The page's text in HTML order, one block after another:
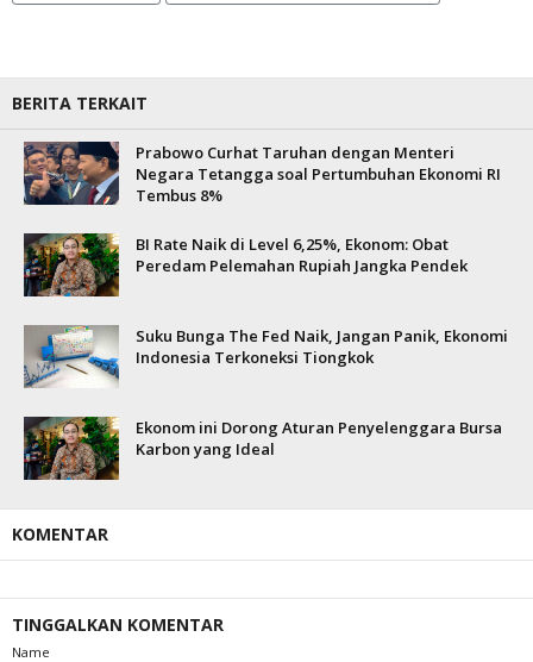
BERITA TERKAIT
Prabowo Curhat Taruhan dengan Menteri
Negara Tetangga soal Pertumbuhan Ekonomi RI
Tembus 8%
BI Rate Naik di Level 6,25%, Ekonom: Obat
Peredam Pelemahan Rupiah Jangka Pendek
Suku Bunga The Fed Naik, Jangan Panik, Ekonomi
Indonesia Terkoneksi Tiongkok
Ekonom ini Dorong Aturan Penyelenggara Bursa
Karbon yang Ideal
KOMENTAR
TINGGALKAN KOMENTAR
Name